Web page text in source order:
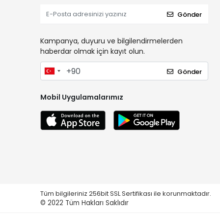
Gönder
Kampanya, duyuru ve bilgilendirmelerden
haberdar olmak için kayıt olun.
Gönder
Mobil Uygulamalarımız
Tüm bilgileriniz 256bit SSL Sertifikası ile korunmaktadır.
© 2022 Tüm Hakları Saklıdır